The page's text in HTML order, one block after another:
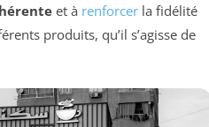
et à renforcer la fidélité
produits, qu’il s’agisse de